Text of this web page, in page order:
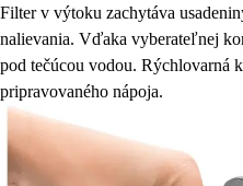
Filter v výtoku zachytáva
nalievania. Vďaka vyberateľnej
pod tečúcou vodou. Rýchlovarná
pripravovaného nápoja.